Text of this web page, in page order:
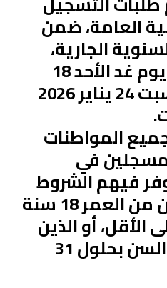
العامة، ضمن
الجارية،
محددة الفترة من يوم غد الأحد 18
يناير 2026 حتى السبت 24 يناير 2026
المواطنات
في
فيهم الشروط
القانونية، ويبلغون من العمر 18 سنة
أو الذين
سيصلون إلى هذا السن بحلول 31